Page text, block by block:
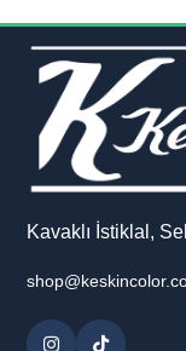
Kavaklı İstiklal,